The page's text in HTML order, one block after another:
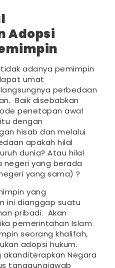
Adopsi
adanya pemimpin
umat
perbedaan
Baik disebabkan
penetapan awal
dengan
hisab dan melalui
apakah hilal
dunia? Atau hilal
negeri yang berada
yang sama) ?
yang
ini dianggap suatu
pribadi. Akan
pemerintahan Islam
seorang khalifah,
adopsi hukum.
Negara
tanggungjawab